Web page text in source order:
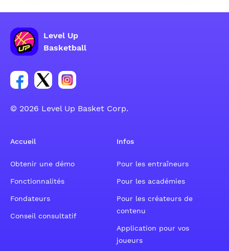
Level Up
Basketball
Lien vers le groupe du compte Facebook
Lien vers le groupe du compte Tweeter
Lien vers le groupe du compte Instagram
© 2026 Level Up Basket Corp.
Accueil
Obtenir une démo
Fonctionnalités
Fondateurs
Conseil consultatif
Infos
Pour les entraîneurs
Pour les académies
Pour les créateurs de
contenu
Application pour vos
joueurs